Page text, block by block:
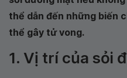
thể dẫn đến những biến
thể gây tử vong.
1. Vị trí của sỏi